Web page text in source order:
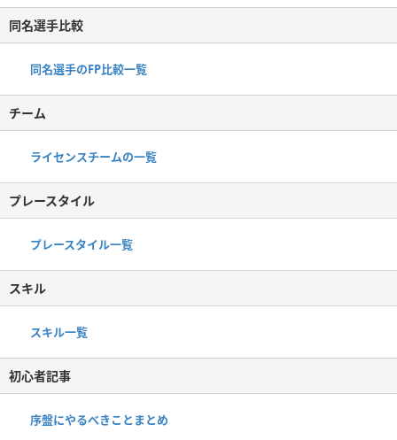
同名選手比較
同名選手のFP比較一覧
チーム
ライセンスチームの一覧
プレースタイル
プレースタイル一覧
スキル
スキル一覧
初心者記事
序盤にやるべきことまとめ